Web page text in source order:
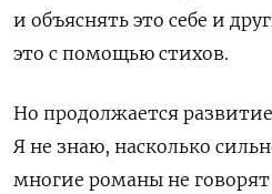
и объяснять это себе и
это с помощью стихов.
Но продолжается
Я не знаю, насколько
многие романы не